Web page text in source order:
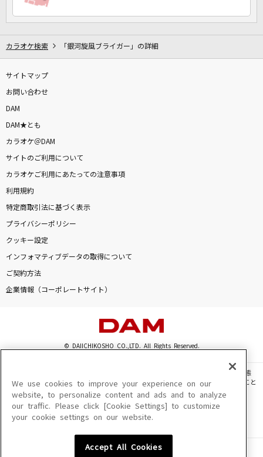
カラオケ検索 「銀河旋風ブライガー」の詳細
サイトマップ
お問い合わせ
DAM
DAM★とも
カラオケ＠DAM
サイトのご利用について
カラオケご利用にあたっての注意事項
利用規約
特定商取引法に基づく表示
プライバシーポリシー
クッキー設定
インフォマティブデータの取得について
ご契約方法
企業情報（コーポレートサイト）
© DAIICHIKOSHO CO.,LTD. All Rights Reserved.
このサイトに掲載されている一切の文章・画像・写真・動画・音声等を、手段や形態
を問わず、著作権法の定める範囲を超えて無断で複製、転載、ファイル化などすること
を禁じます。
楽曲及びコンテンツは、機種によりご利用いただけない場合があります。
楽曲及びコンテンツの配信日、配信内容が変更になる場合があります。
We use cookies to improve your experience on our
website, to personalize content and ads and to analyze
our traffic. Please click [Cookie Settings] to customize
your cookie settings on our website.
Accept All Cookies